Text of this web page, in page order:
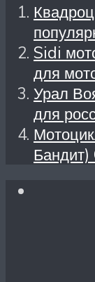
Sidi
для
Урал
для
Бандит)